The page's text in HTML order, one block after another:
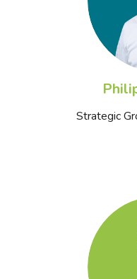
Strategic